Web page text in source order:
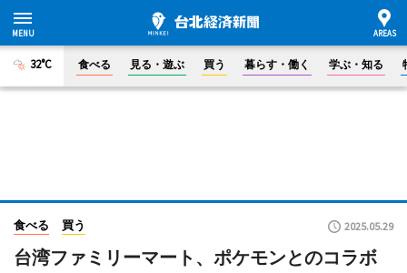
32°C 食べる 見る・遊ぶ 買う 暮らす・働く 学ぶ・知る
食べる 買う 2025.05.29
台湾ファミリーマート、ポケモンとのコラボ